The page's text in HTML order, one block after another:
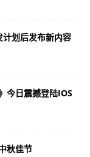
划后发布新内容
今日震撼登陆IOS
秋佳节